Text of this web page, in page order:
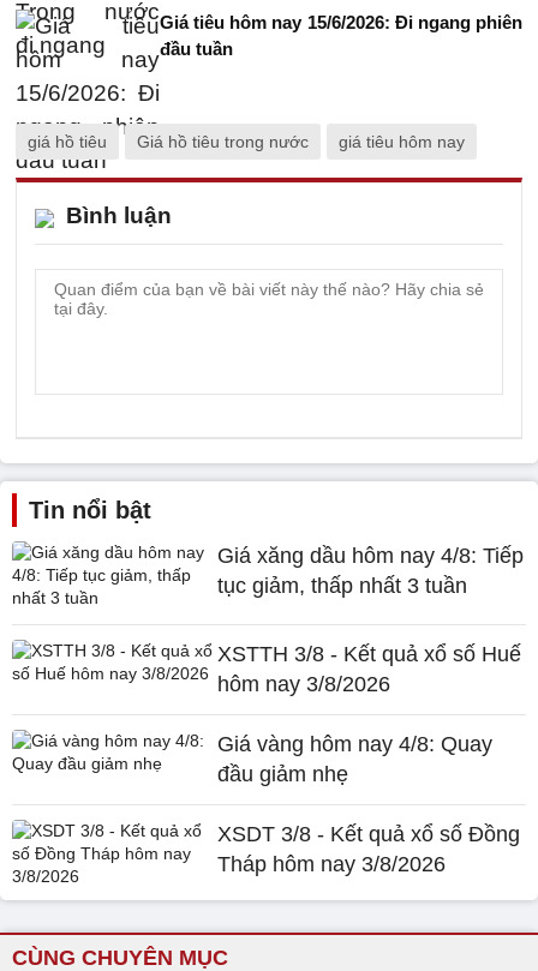
Giá tiêu hôm nay 15/6/2026: Đi ngang phiên
đầu tuần
giá hồ tiêu Giá hồ tiêu trong nước giá tiêu hôm nay
Bình luận
Tin nổi bật
Giá xăng dầu hôm nay 4/8: Tiếp
tục giảm, thấp nhất 3 tuần
XSTTH 3/8 - Kết quả xổ số Huế
hôm nay 3/8/2026
Giá vàng hôm nay 4/8: Quay
đầu giảm nhẹ
XSDT 3/8 - Kết quả xổ số Đồng
Tháp hôm nay 3/8/2026
CÙNG CHUYÊN MỤC